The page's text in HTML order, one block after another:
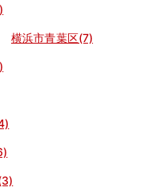
横浜市青葉区(7)